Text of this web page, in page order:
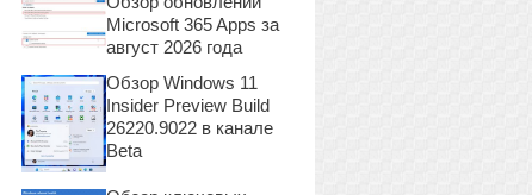
Microsoft 365 Apps за
август 2026 года
Обзор Windows 11
Insider Preview Build
26220.9022 в канале
Beta